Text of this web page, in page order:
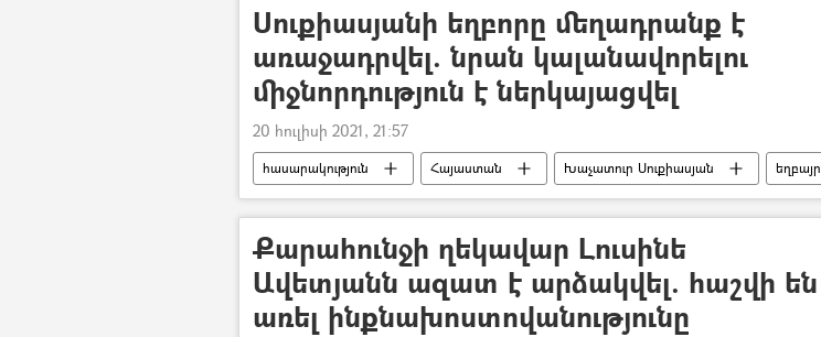
Սուքիասյանի եղբորը մեղադրանք է
առաջադրվել. նրան կալանավորելու
միջնորդություն է ներկայացվել
20 հուլիսի 2021, 21:57
հասարակություն Հայաստան Խաչատուր Սուքիասյան
եղբայր
Մեղադրանք
կրակոց
Քարահունջի ղեկավար Լուսինե
Ավետյանն ազատ է արձակվել. հաշվի են
առել ինքնախոստովանությունը